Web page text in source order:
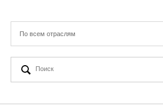
Новая реальность
Кейсы
По всем отраслям